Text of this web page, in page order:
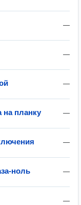
—
—
—
—
на планку
—
—
ноль
—